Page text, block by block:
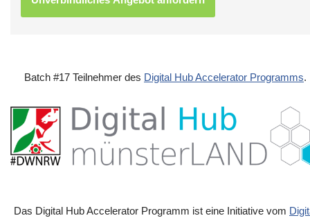
Batch #17 Teilnehmer des Digital Hub Accelerator Programms.
Das Digital Hub Accelerator Programm ist eine Initiative vom